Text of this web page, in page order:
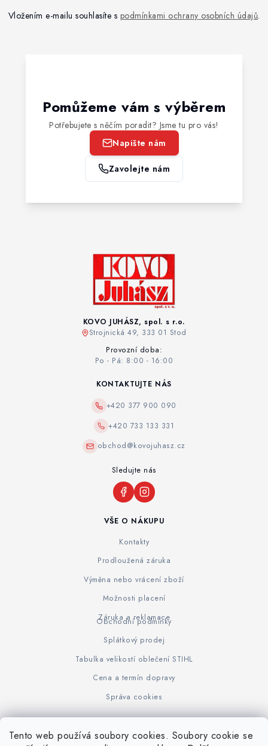
Tento web používá soubory cookies. Soubory cookie se
Vložením e-mailu souhlasíte s podmínkami ochrany osobních údajů.
Pomůžeme vám s výběrem
Potřebujete s něčím poradit? Jsme tu pro vás!
Napište nám
Zavolejte nám
KOVO JUHÁSZ, spol. s r.o.
Strojnická 49, 333 01 Stod
Provozní doba:
Po - Pá: 8:00 - 16:00
VŠE O NÁKUPU
Kontakty
Prodloužená záruka
Výměna nebo vrácení zboží
Možnosti placení
Záruka a reklamace
Obchodní podmínky
Splátkový prodej
Tabulka velikostí oblečení STIHL
Cena a termín dopravy
Správa cookies
KONTAKTUJTE NÁS
+420 377 900 090
+420 733 133 331
obchod@kovojuhasz.cz
Sledujte nás